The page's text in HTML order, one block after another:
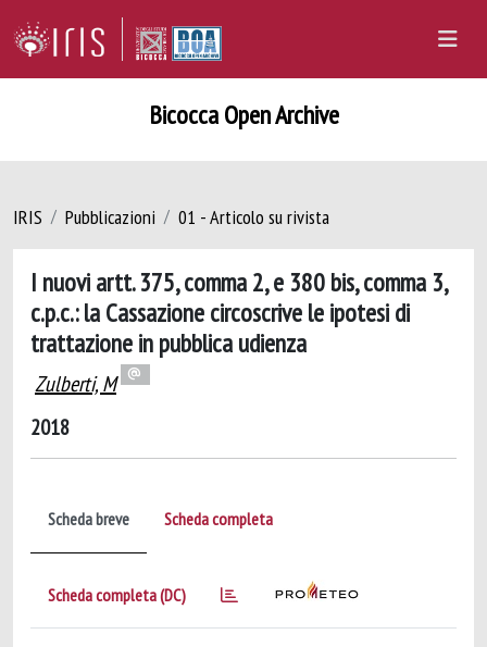
Bicocca Open Archive
IRIS Pubblicazioni 01 - Articolo su rivista
I nuovi artt. 375, comma 2, e 380 bis, comma 3,
c.p.c.: la Cassazione circoscrive le ipotesi di
trattazione in pubblica udienza
Zulberti, M
2018
Scheda breve Scheda completa
Scheda completa (DC)